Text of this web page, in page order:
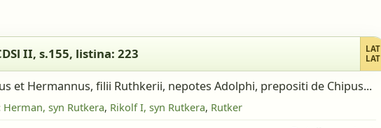
II, s.155, listina: 223
II, s.155, listina: 223
LAT
LAT
et Hermannus, filii Ruthkerii, nepotes Adolphi, prepositi de Chipus...
Herman, syn Rutkera, Rikolf I, syn Rutkera, Rutker